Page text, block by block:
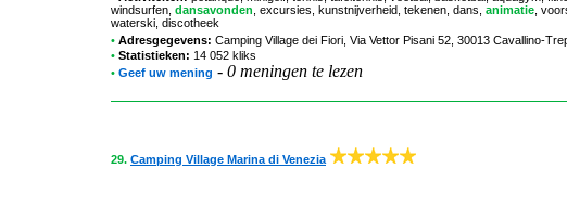
windsurfen, dansavonden , excursies, kunstnijverheid, tekenen, dans, animatie ,
waterski, discotheek
• Adresgegevens: Camping Village dei Fiori , Via Vettor Pisani 52, 30013 Cavallino-
• Statistieken: 14 052 kliks
• Geef uw mening - 0 meningen te lezen
29. Camping Village Marina di Venezia